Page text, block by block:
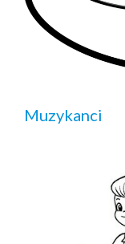
Muzykanci